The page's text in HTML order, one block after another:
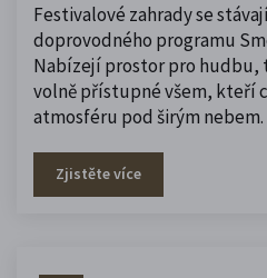
Festivalové zahrady se
doprovodného programu
Nabízejí prostor pro hudbu,
volně přístupné všem, kteří
atmosféru pod širým nebem.
Zjistěte více